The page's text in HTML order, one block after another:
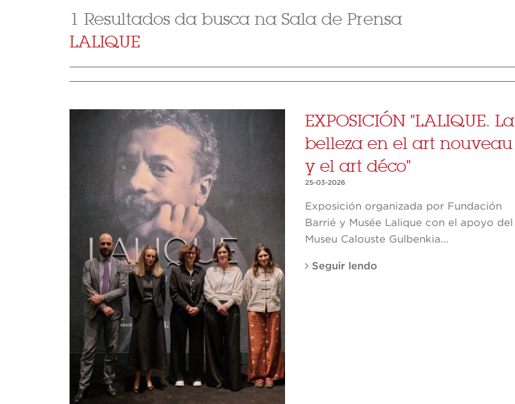
1 Resultados da busca na Sala de Prensa
LALIQUE
EXPOSICIÓN "LALIQUE. La
belleza en el art nouveau
y el art déco"
25-03-2026
Exposición organizada por Fundación
Barrié y Musée Lalique con el apoyo del
Museu Calouste Gulbenkia...
Seguir lendo